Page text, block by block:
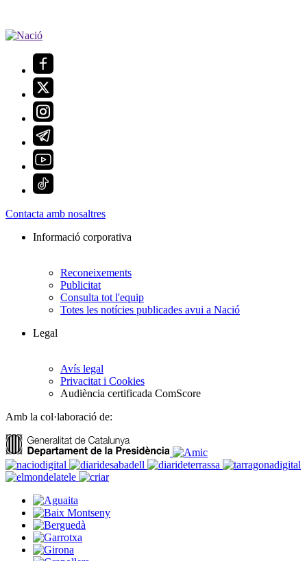
Contacta amb nosaltres
Informació corporativa
Reconeixements
Publicitat
Consulta tot l'equip
Totes les notícies publicades avui a Nació
Legal
Avís legal
Privacitat i Cookies
Audiència certificada ComScore
Amb la col·laboració de: